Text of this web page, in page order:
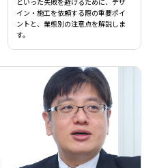
といった失敗を避けるために、デザ
イン・施工を依頼する際の重要ポイ
ントと、業態別の注意点を解説しま
す。